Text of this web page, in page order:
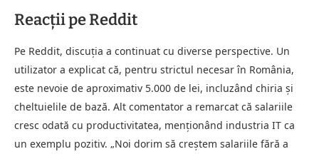
Reacții pe Reddit
Pe Reddit, discuția a continuat cu diverse perspective. Un
utilizator a explicat că, pentru strictul necesar în România,
este nevoie de aproximativ 5.000 de lei, incluzând chiria și
cheltuielile de bază. Alt comentator a remarcat că salariile
cresc odată cu productivitatea, menționând industria IT ca
un exemplu pozitiv. „Noi dorim să creștem salariile fără a